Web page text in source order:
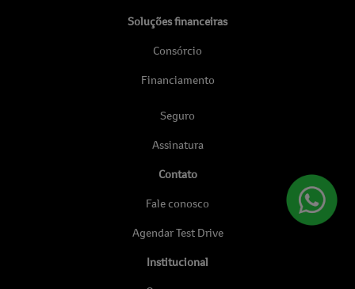
Soluções financeiras
Consórcio
Financiamento
Seguro
Assinatura
Contato
Fale conosco
Agendar Test Drive
Institucional